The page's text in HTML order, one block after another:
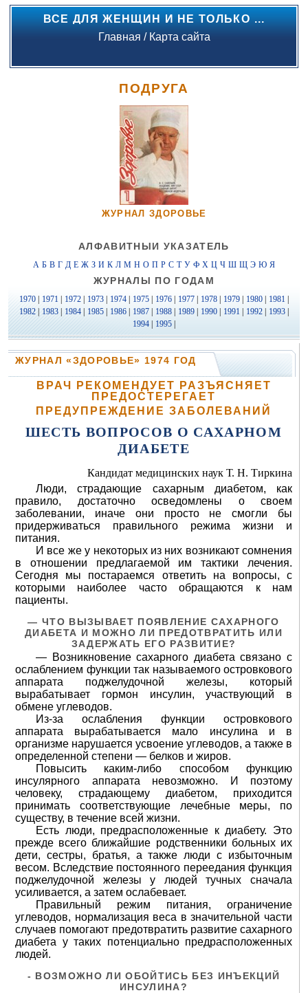
ВСЕ ДЛЯ ЖЕНЩИН И НЕ ТОЛЬКО ...
Главная / Карта сайта
ПОДРУГА
ЖУРНАЛ ЗДОРОВЬЕ
АЛФАВИТНЫЙ УКАЗАТЕЛЬ
А Б В Г Д Е Ж З И К Л М Н О П Р С Т У Ф Х Ц Ч Ш Щ Э Ю Я
ЖУРНАЛЫ ПО ГОДАМ
1970 1971 1972 1973 1974 1975 1976 1977 1978 1979 1980 1981
1982| 1983 1984 1985 1986 1987 1988 1989 1990 1991 1992 1993
1994
1995
ЖУРНАЛ «ЗДОРОВЬЕ» 1974 ГОД
ВРАЧ РЕКОМЕНДУЕТ РАЗЪЯСНЯЕТ
ПРЕДОСТЕРЕГАЕТ
ПРЕДУПРЕЖДЕНИЕ ЗАБОЛЕВАНИЙ
ШЕСТЬ ВОПРОСОВ О САХАРНОМ
ДИАБЕТЕ
Кандидат медицинских наук Т. Н. Тиркина
Люди, страдающие сахарным диабетом, как
правило, достаточно осведомлены о своем
заболевании, иначе они просто не смогли бы
придерживаться правильного режима жизни и
питания.
И все же у некоторых из них возникают сомнения
в отношении предлагаемой им тактики лечения.
Сегодня мы постараемся ответить на вопросы, с
которыми наиболее часто обращаются к нам
пациенты.
— ЧТО ВЫЗЫВАЕТ ПОЯВЛЕНИЕ САХАРНОГО
ДИАБЕТА И МОЖНО ЛИ ПРЕДОТВРАТИТЬ ИЛИ
ЗАДЕРЖАТЬ ЕГО РАЗВИТИЕ?
— Возникновение сахарного диабета связано с
ослаблением функции так называемого островкового
аппарата поджелудочной железы, который
вырабатывает гормон инсулин, участвующий в
обмене углеводов.
Из-за ослабления функции островкового
аппарата вырабатывается мало инсулина и в
организме нарушается усвоение углеводов, а также в
определенной степени — белков и жиров.
Повысить каким-либо способом функцию
инсулярного аппарата невозможно. И поэтому
человеку, страдающему диабетом, приходится
принимать соответствующие лечебные меры, по
существу, в течение всей жизни.
Есть люди, предрасположенные к диабету. Это
прежде всего ближайшие родственники больных их
дети, сестры, братья, а также люди с избыточным
весом. Вследствие постоянного переедания функция
поджелудочной железы у людей тучных сначала
усиливается, а затем ослабевает.
Правильный режим питания, ограничение
углеводов, нормализация веса в значительной части
случаев помогают предотвратить развитие сахарного
диабета у таких потенциально предрасположенных
людей.
- ВОЗМОЖНО ЛИ ОБОЙТИСЬ БЕЗ ИНЪЕКЦИЙ
ИНСУЛИНА?